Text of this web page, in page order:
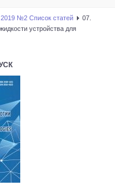
2019 №2 Список статей
07.
устройства для